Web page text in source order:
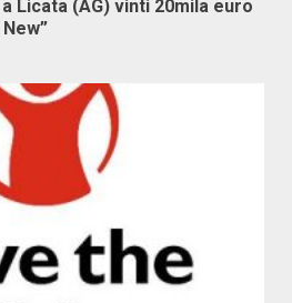
Licata (AG) vinti 20mila euro